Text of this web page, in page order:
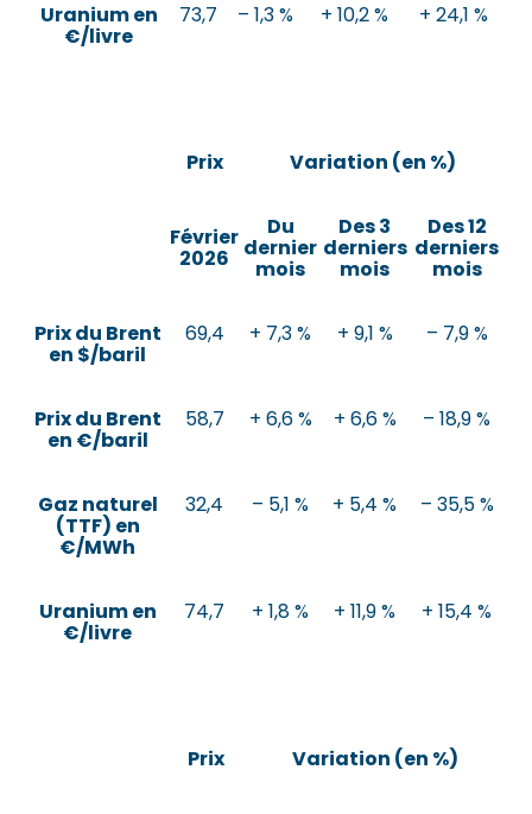
Uranium en
€/livre
73,7 – 1,3 % + 10,2 % + 24,1 %
Prix Variation (en %)
Février
2026
Du
dernier
mois
Des 3
derniers
mois
Des 12
derniers
mois
Prix du Brent
en $/baril
69,4 + 7,3 % + 9,1 % – 7,9 %
Prix du Brent
en €/baril
58,7 + 6,6 % + 6,6 % – 18,9 %
Gaz naturel
(TTF) en
€/MWh
32,4 – 5,1 % + 5,4 % – 35,5 %
Uranium en
€/livre
74,7 + 1,8 % + 11,9 % + 15,4 %
Prix Variation (en %)